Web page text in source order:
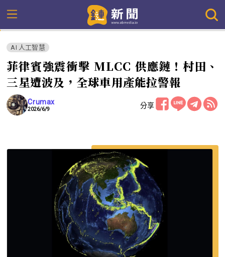
AI 人工智慧
菲律賓強震衝擊 MLCC 供應鏈！村田、
三星遭波及，全球車用產能拉警報
Crumax
2026/6/9 分享